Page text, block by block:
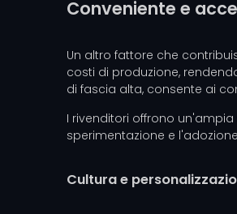
Conveniente e
Un altro fattore che
costi di produzione,
di fascia alta, consente ai
I rivenditori offrono
sperimentazione e
Cultura e